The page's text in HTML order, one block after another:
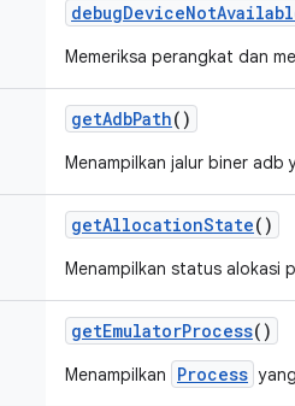
debugDeviceNot
Memeriksa perangkat dan
getAdbPath()
Menampilkan jalur biner adb
getAllocationState()
Menampilkan status alokasi
getEmulatorProcess()
Menampilkan Process